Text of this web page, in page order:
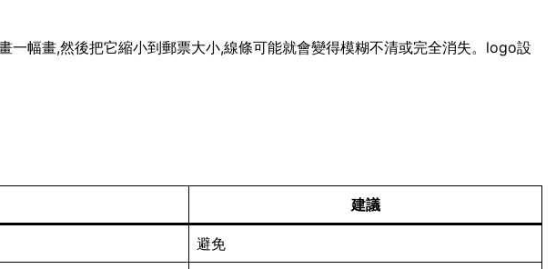
幅畫,然後把它縮小到郵票大小,線條可能就會變得模糊不清或完全消失。logo設
建議
避免